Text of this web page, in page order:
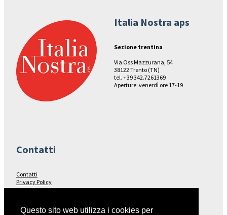
Italia Nostra aps
Sezione trentina
Via Oss Mazzurana, 54
38122 Trento (TN)
tel. +39 342.7261369
Aperture: venerdì ore 17-19
Contatti
Contatti
Privacy Policy
Seguici su…
Questo sito web utilizza i cookies per